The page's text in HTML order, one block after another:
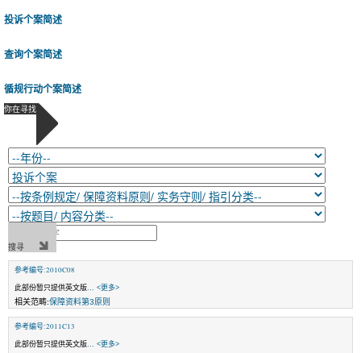
投诉个案简述
查询个案简述
循规行动个案简述
你在寻找
参考编号:2010C08
此部份暂只提供英文版 ... <更多>
相关范畴:保障资料第3原则
参考编号:2011C13
此部份暂只提供英文版 ... <更多>